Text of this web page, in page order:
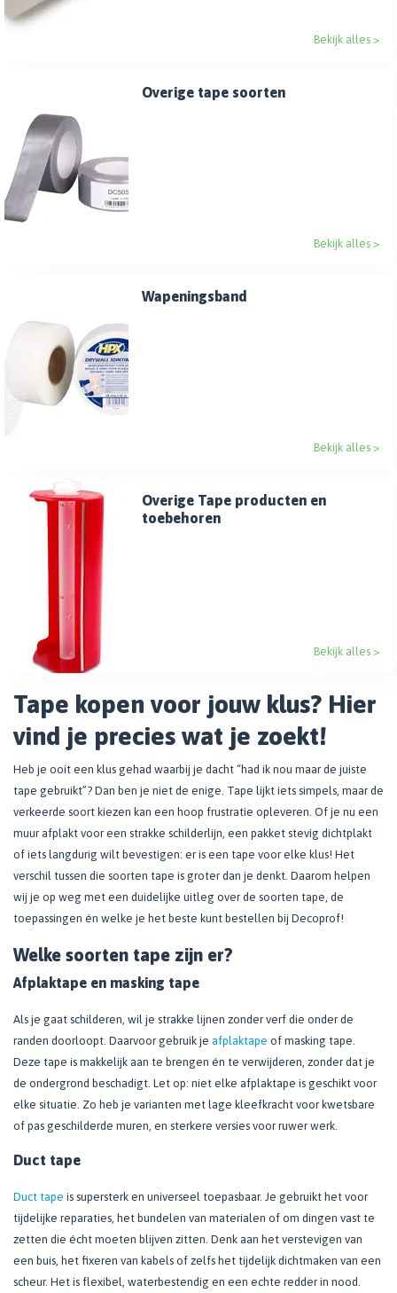
Bekijk alles >
Overige tape soorten
Bekijk alles >
Wapeningsband
Bekijk alles >
Overige Tape producten en
toebehoren
Bekijk alles >
Tape kopen voor jouw klus? Hier
vind je precies wat je zoekt!
Heb je ooit een klus gehad waarbij je dacht “had ik nou maar de juiste
tape gebruikt”? Dan ben je niet de enige. Tape lijkt iets simpels, maar de
verkeerde soort kiezen kan een hoop frustratie opleveren. Of je nu een
muur afplakt voor een strakke schilderlijn, een pakket stevig dichtplakt
of iets langdurig wilt bevestigen: er is een tape voor elke klus! Het
verschil tussen die soorten tape is groter dan je denkt. Daarom helpen
wij je op weg met een duidelijke uitleg over de soorten tape, de
toepassingen én welke je het beste kunt bestellen bij Decoprof!
Welke soorten tape zijn er?
Afplaktape en masking tape
Als je gaat schilderen, wil je strakke lijnen zonder verf die onder de
randen doorloopt. Daarvoor gebruik je afplaktape of masking tape.
Deze tape is makkelijk aan te brengen én te verwijderen, zonder dat je
de ondergrond beschadigt. Let op: niet elke afplaktape is geschikt voor
elke situatie. Zo heb je varianten met lage kleefkracht voor kwetsbare
of pas geschilderde muren, en sterkere versies voor ruwer werk.
Duct tape
Duct tape is supersterk en universeel toepasbaar. Je gebruikt het voor
tijdelijke reparaties, het bundelen van materialen of om dingen vast te
zetten die écht moeten blijven zitten. Denk aan het verstevigen van
een buis, het fixeren van kabels of zelfs het tijdelijk dichtmaken van een
scheur. Het is flexibel, waterbestendig en een echte redder in nood.